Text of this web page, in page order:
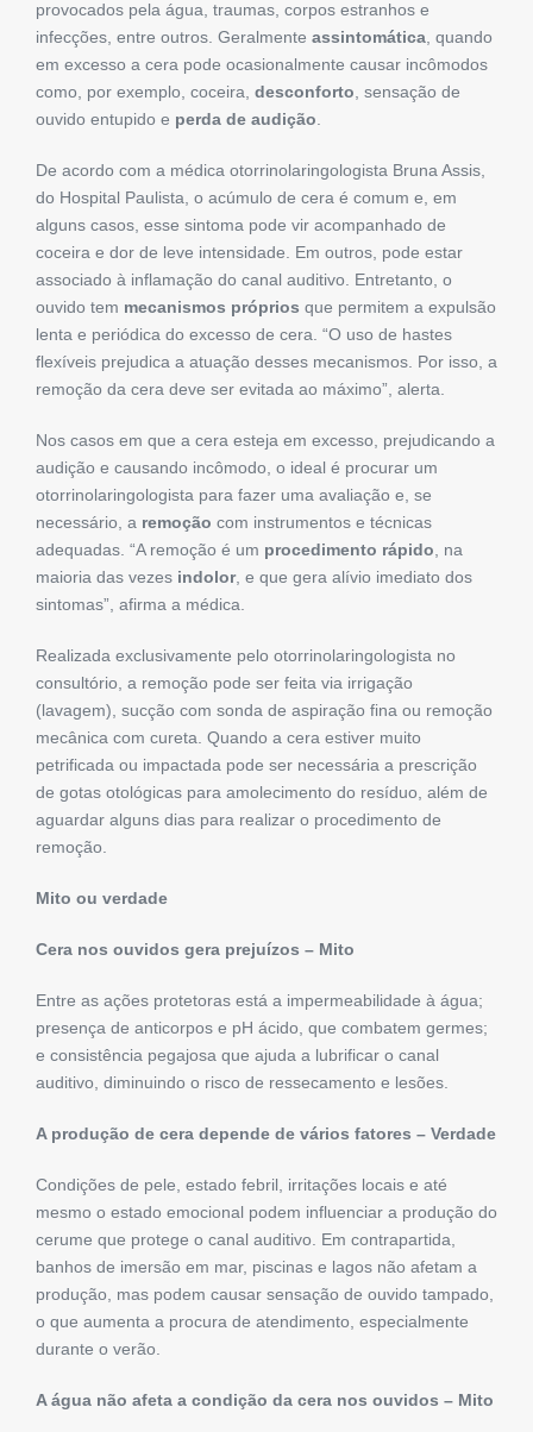
provocados pela água, traumas, corpos estranhos e
infecções, entre outros. Geralmente assintomática, quando
em excesso a cera pode ocasionalmente causar incômodos
como, por exemplo, coceira, desconforto, sensação de
ouvido entupido e perda de audição.
De acordo com a médica otorrinolaringologista Bruna Assis,
do Hospital Paulista, o acúmulo de cera é comum e, em
alguns casos, esse sintoma pode vir acompanhado de
coceira e dor de leve intensidade. Em outros, pode estar
associado à inflamação do canal auditivo. Entretanto, o
ouvido tem mecanismos próprios que permitem a expulsão
lenta e periódica do excesso de cera. “O uso de hastes
flexíveis prejudica a atuação desses mecanismos. Por isso, a
remoção da cera deve ser evitada ao máximo”, alerta.
Nos casos em que a cera esteja em excesso, prejudicando a
audição e causando incômodo, o ideal é procurar um
otorrinolaringologista para fazer uma avaliação e, se
necessário, a remoção com instrumentos e técnicas
adequadas. “A remoção é um procedimento rápido, na
maioria das vezes indolor, e que gera alívio imediato dos
sintomas”, afirma a médica.
Realizada exclusivamente pelo otorrinolaringologista no
consultório, a remoção pode ser feita via irrigação
(lavagem), sucção com sonda de aspiração fina ou remoção
mecânica com cureta. Quando a cera estiver muito
petrificada ou impactada pode ser necessária a prescrição
de gotas otológicas para amolecimento do resíduo, além de
aguardar alguns dias para realizar o procedimento de
remoção.
Mito ou verdade
Cera nos ouvidos gera prejuízos – Mito
Entre as ações protetoras está a impermeabilidade à água;
presença de anticorpos e pH ácido, que combatem germes;
e consistência pegajosa que ajuda a lubrificar o canal
auditivo, diminuindo o risco de ressecamento e lesões.
A produção de cera depende de vários fatores – Verdade
Condições de pele, estado febril, irritações locais e até
mesmo o estado emocional podem influenciar a produção do
cerume que protege o canal auditivo. Em contrapartida,
banhos de imersão em mar, piscinas e lagos não afetam a
produção, mas podem causar sensação de ouvido tampado,
o que aumenta a procura de atendimento, especialmente
durante o verão.
A água não afeta a condição da cera nos ouvidos – Mito